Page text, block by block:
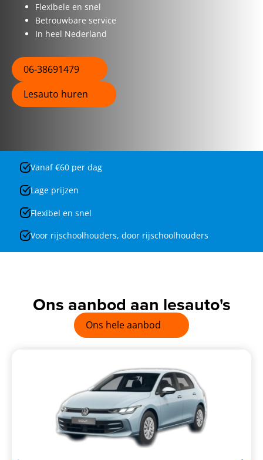
Flexibele en snel
Betrouwbare service
In heel Nederland
06-38691479
Lesauto huren
Vanaf €60 per dag
Lage prijzen
Flexibel en snel
Voor rijschoolhouders, door rijschoolhouders
Ons aanbod aan lesauto's
Ons hele aanbod